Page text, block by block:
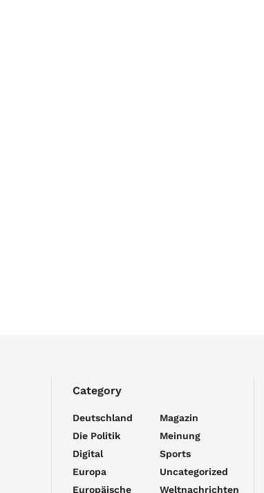
Category
Deutschland
Die Politik
Digital
Europa
Europäische
Magazin
Meinung
Sports
Uncategorized
Weltnachrichten